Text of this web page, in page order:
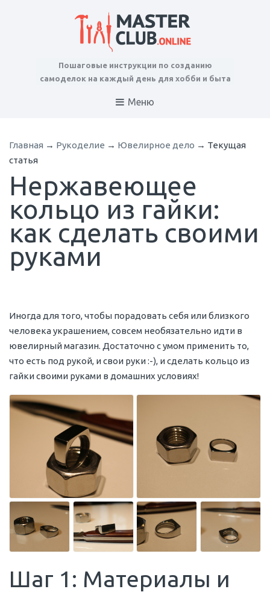
Пошаговые инструкции по созданию
самоделок на каждый день для хобби и быта
Меню
Главная → Рукоделие → Ювелирное дело → Текущая
статья
Нержавеющее
кольцо из гайки:
как сделать своими
руками
Иногда для того, чтобы порадовать себя или близкого
человека украшением, совсем необязательно идти в
ювелирный магазин. Достаточно с умом применить то,
что есть под рукой, и свои руки :-), и сделать кольцо из
гайки своими руками в домашних условиях!
Шаг 1: Материалы и